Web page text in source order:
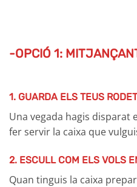
-OPCIÓ 1:
1. GUARDA ELS TEUS
Una vegada hagis disparat
fer servir la caixa que
2. ESCULL COM ELS VOLS
Quan tinguis la caixa